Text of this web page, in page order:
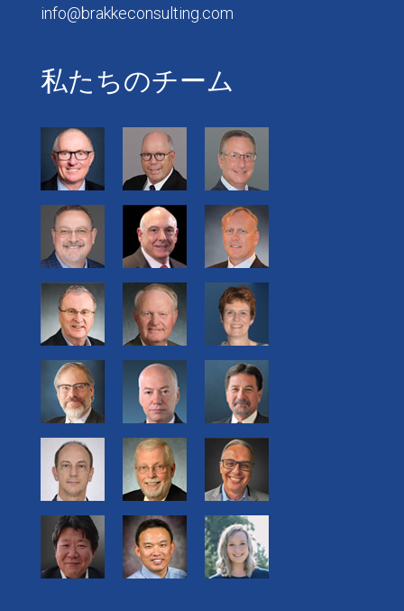
info@brakkeconsulting.com
私たちのチーム